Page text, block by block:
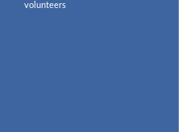
volunteers